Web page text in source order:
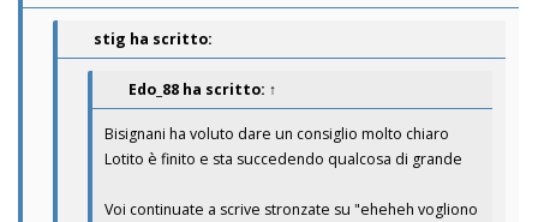
stig ha scritto:
Edo_88 ha scritto: ↑
Bisignani ha voluto dare un consiglio molto chiaro
Lotito è finito e sta succedendo qualcosa di grande
Voi continuate a scrive stronzate su "eheheh vogliono